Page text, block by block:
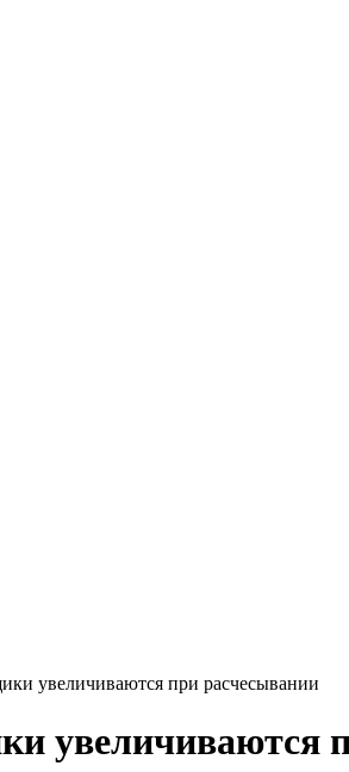
увеличиваются при расчесывании
увеличиваются